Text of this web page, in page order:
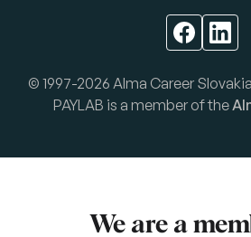
© 1997-2026 Alma Career
PAYLAB is a member of the
We are a